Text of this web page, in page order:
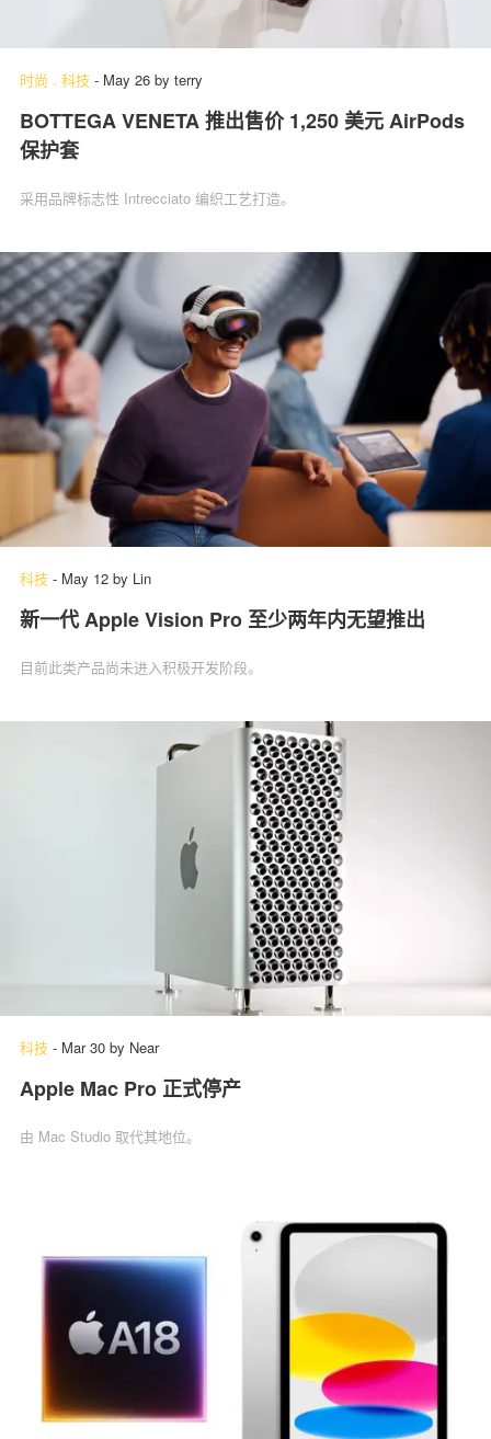
时尚 . 科技 - May 26 by terry
BOTTEGA VENETA 推出售价 1,250 美元 AirPods
保护套
采用品牌标志性 Intrecciato 编织工艺打造。
科技 - May 12 by Lin
新一代 Apple Vision Pro 至少两年内无望推出
目前此类产品尚未进入积极开发阶段。
科技 - Mar 30 by Near
Apple Mac Pro 正式停产
由 Mac Studio 取代其地位。